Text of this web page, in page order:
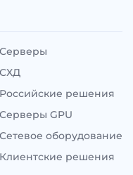
Серверы
СХД
Российские решения
Серверы GPU
Сетевое оборудование
Клиентские решения